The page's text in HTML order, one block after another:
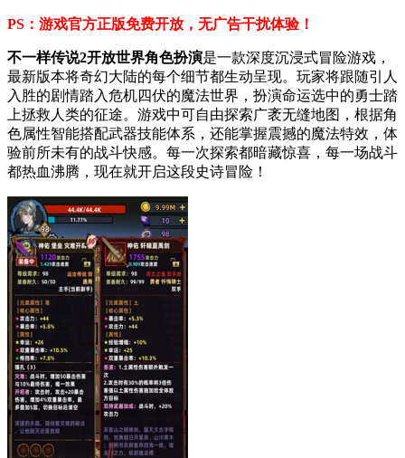
PS：游戏官方正版免费开放，无广告干扰体验！
不一样传说2开放世界角色扮演是一款深度沉浸式冒险游戏，
最新版本将奇幻大陆的每个细节都生动呈现。玩家将跟随引人
入胜的剧情踏入危机四伏的魔法世界，扮演命运选中的勇士踏
上拯救人类的征途。游戏中可自由探索广袤无缝地图，根据角
色属性智能搭配武器技能体系，还能掌握震撼的魔法特效，体
验前所未有的战斗快感。每一次探索都暗藏惊喜，每一场战斗
都热血沸腾，现在就开启这段史诗冒险！